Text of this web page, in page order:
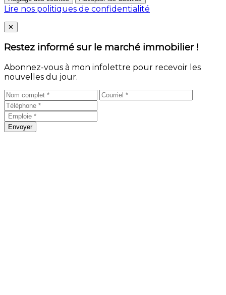
Lire nos politiques de confidentialité
Close
✕
Restez informé sur le marché immobilier !
Abonnez-vous à mon infolettre pour recevoir les
nouvelles du jour.
Envoyer